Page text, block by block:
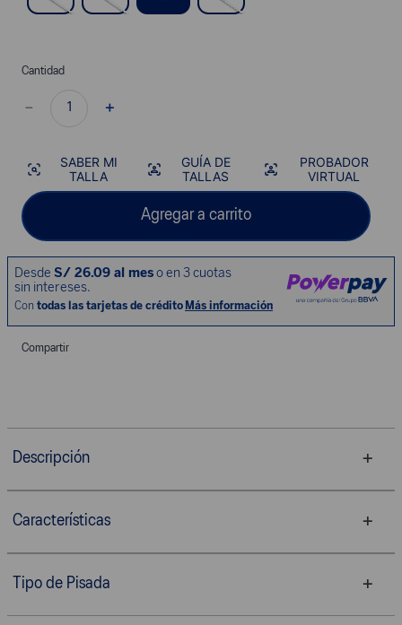
Cantidad
＋
－
SABER MI
TALLA
GUÍA DE
TALLAS
PROBADOR
VIRTUAL
Agregar a carrito
Compartir
Descripción
Características
Tipo de Pisada